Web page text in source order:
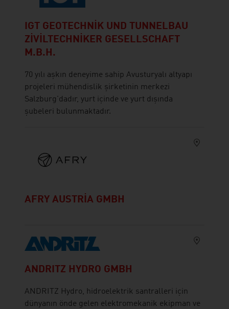
IGT GEOTECHNIK UND TUNNELBAU
ZIVILTECHNIKER GESELLSCHAFT
M.B.H.
70 yılı aşkın deneyime sahip Avusturyalı altyapı
projeleri mühendislik şirketinin merkezi
Salzburg'dadır, yurt içinde ve yurt dışında
şubeleri bulunmaktadır.
AFRY AUSTRIA GMBH
ANDRITZ HYDRO GMBH
ANDRITZ Hydro, hidroelektrik santralleri için
dünyanın önde gelen elektromekanik ekipman ve